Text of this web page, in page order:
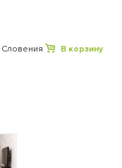
Словения В корзину